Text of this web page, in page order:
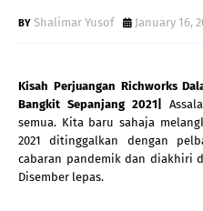
Shalimar Yusof January 16,
Kisah Perjuangan Richworks
Bangkit Sepanjang 2021|
semua. Kita baru sahaja
2021 ditinggalkan dengan
cabaran pandemik dan diakhiri
Disember lepas.